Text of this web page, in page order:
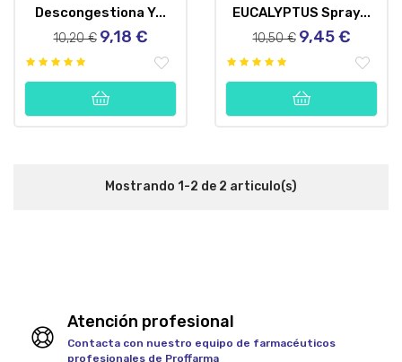
Descongestiona Y...
Precio
10,20 € Precio
9,18 €
EUCALYPTUS Spray...
Precio
10,50 € Precio
9,45 €
Mostrando 1-2 de 2 articulo(s)
Atención profesional
Contacta con nuestro equipo de farmacéuticos
profesionales de Proffarma